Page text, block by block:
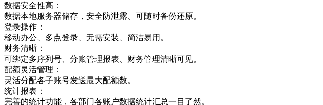
数据安全性高：
数据本地服务器储存，安全防泄露、可随时备份还原。
登录操作：
移动办公、多点登录、无需安装、简洁易用。
财务清晰：
可绑定多序列号、分账管理报表、财务管理清晰可见。
配额灵活管理：
灵活分配各子账号发送最大配额数。
统计报表：
完善的统计功能，各部门各账户数据统计汇总一目了然。